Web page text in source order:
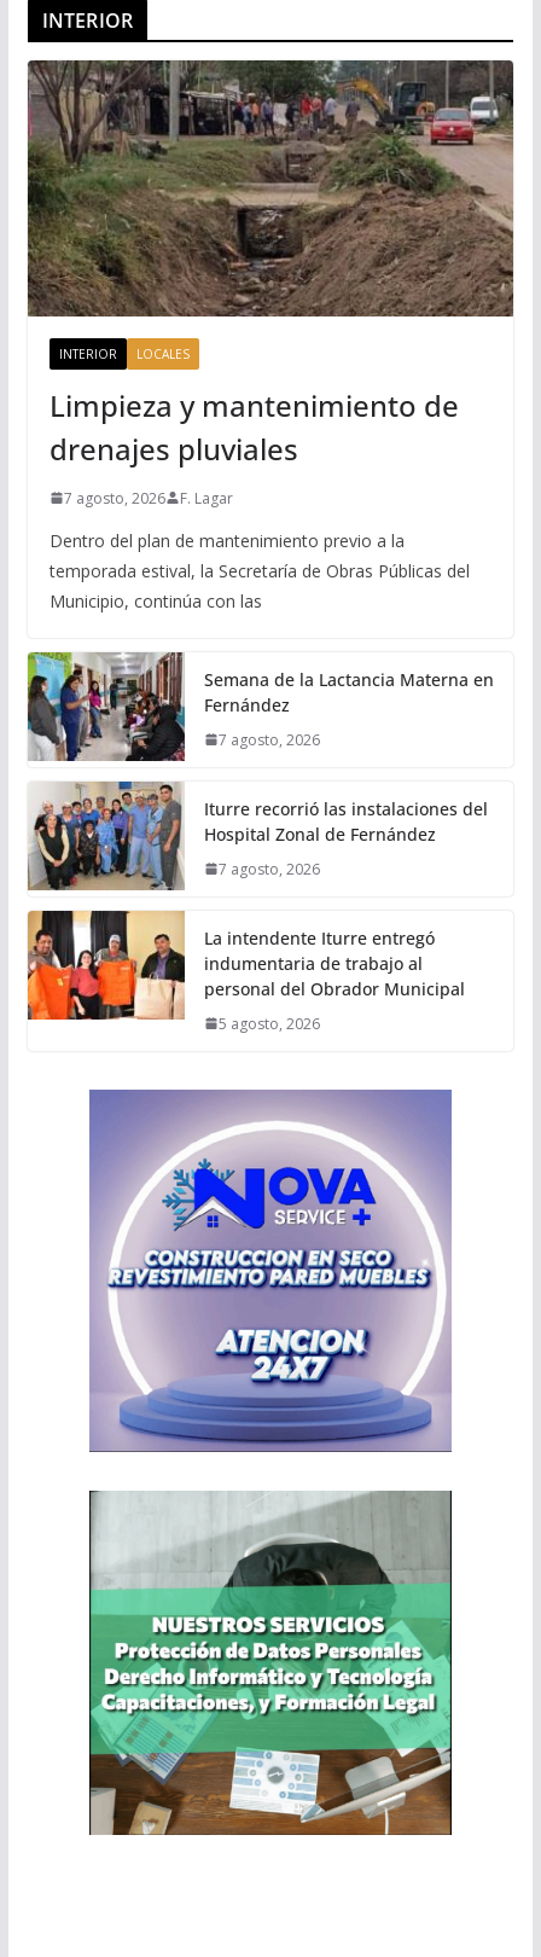
INTERIOR
INTERIOR LOCALES
Limpieza y mantenimiento de
drenajes pluviales
7 agosto, 2026 F. Lagar
Dentro del plan de mantenimiento previo a la
temporada estival, la Secretaría de Obras Públicas del
Municipio, continúa con las
Semana de la Lactancia Materna en
Fernández
7 agosto, 2026
Iturre recorrió las instalaciones del
Hospital Zonal de Fernández
7 agosto, 2026
La intendente Iturre entregó
indumentaria de trabajo al
personal del Obrador Municipal
5 agosto, 2026